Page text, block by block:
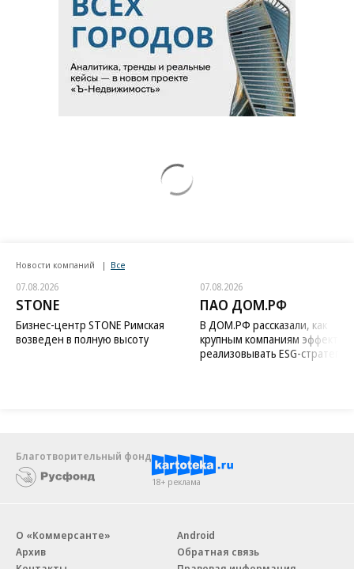
Новости компаний Все
07.08.2026
STONE
Бизнес-центр STONE Римская
возведен в полную высоту
07.08.2026
ПАО ДОМ.РФ
В ДОМ.РФ рассказали, как
крупным компаниям
реализовывать ESG-стратегию
Благотворительный фонд
18+ реклама
О «Коммерсанте»
Архив
Android
Обратная связь